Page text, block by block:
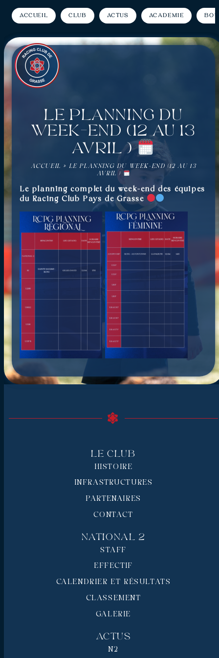
Accueil Club Actus Académie
Le planning du
week-end (12 au 13
avril )
ACCUEIL » LE PLANNING DU WEEK-END (12 AU 13
AVRIL )
Le planning complet du week-end des équipes
du Racing Club Pays de Grasse
Le Club
HISTOIRE
INFRASTRUCTURES
PARTENAIRES
CONTACT
National 2
STAFF
EFFECTIF
CALENDRIER ET RÉSULTATS
CLASSEMENT
GALERIE
Actus
N2